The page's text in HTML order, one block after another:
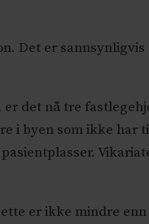
Det er
det nå tre
i byen som ikke har
er ikke mindre